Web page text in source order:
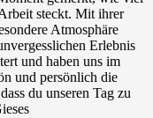
steckt. Mit ihrer
Atmosphäre
Erlebnis
und haben uns im
und persönlich die
du unseren Tag zu